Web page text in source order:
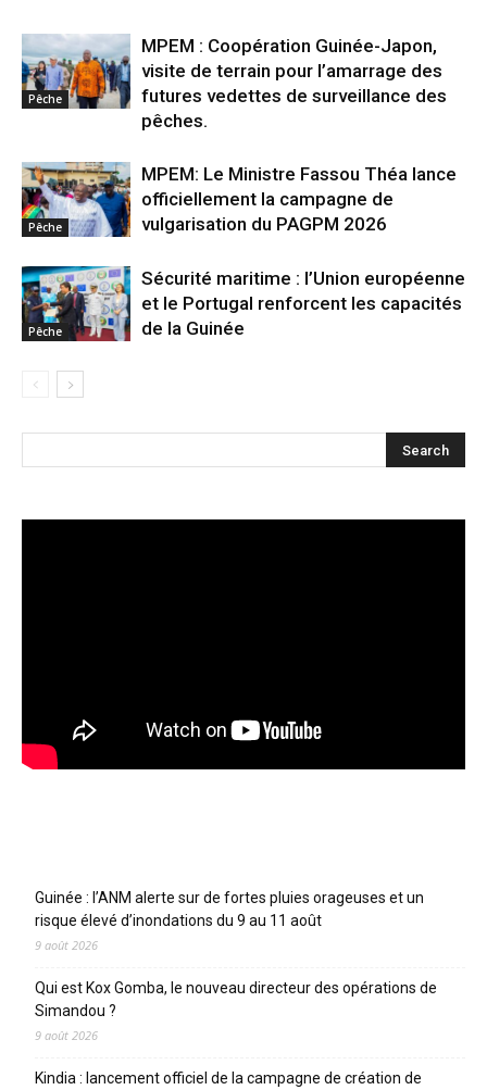
Pêche
MPEM : Coopération Guinée-Japon,
visite de terrain pour l’amarrage des
futures vedettes de surveillance des
pêches.
Pêche
MPEM: Le Ministre Fassou Théa lance
officiellement la campagne de
vulgarisation du PAGPM 2026
Pêche
Sécurité maritime : l’Union européenne
et le Portugal renforcent les capacités
de la Guinée
Guinée : l’ANM alerte sur de fortes pluies orageuses et un
risque élevé d’inondations du 9 au 11 août
9 août 2026
Qui est Kox Gomba, le nouveau directeur des opérations de
Simandou ?
9 août 2026
Kindia : lancement officiel de la campagne de création de